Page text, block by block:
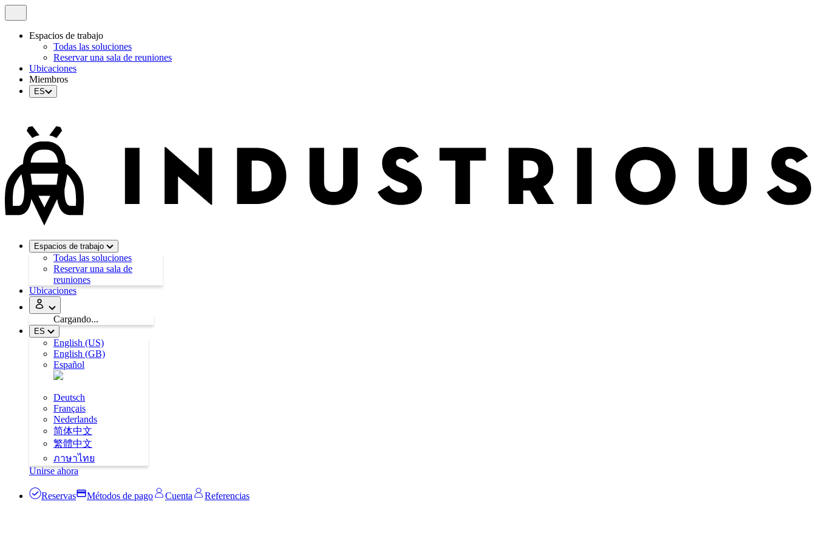
Espacios de trabajo
Todas las soluciones
Reservar una sala de reuniones
Ubicaciones
Miembros
ES
Espacios de trabajo
Todas las soluciones
Reservar una sala de
reuniones
Ubicaciones
Cargando...
ES
English (US)
English (GB)
Español
Deutsch
Français
Nederlands
简体中文
繁體中文
ภาษาไทย
Unirse ahora
Reservas Métodos de pago Cuenta Referencias